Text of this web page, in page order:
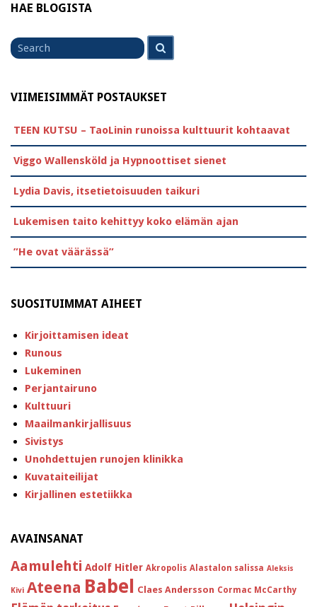
HAE BLOGISTA
Search
for
VIIMEISIMMÄT POSTAUKSET
TEEN KUTSU – TaoLinin runoissa kulttuurit kohtaavat
Viggo Wallensköld ja Hypnoottiset sienet
Lydia Davis, itsetietoisuuden taikuri
Lukemisen taito kehittyy koko elämän ajan
”He ovat väärässä”
SUOSITUIMMAT AIHEET
Kirjoittamisen ideat
Runous
Lukeminen
Perjantairuno
Kulttuuri
Maailmankirjallisuus
Sivistys
Unohdettujen runojen klinikka
Kuvataiteilijat
Kirjallinen estetiikka
AVAINSANAT
Aamulehti Adolf Hitler Akropolis Alastalon salissa Aleksis
Kivi Ateena Babel Claes Andersson Cormac McCarthy